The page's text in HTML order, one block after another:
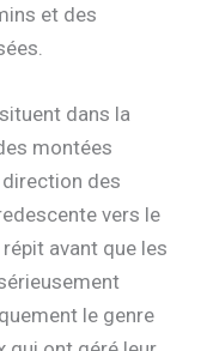
et des
dans la
montées
des
vers le
avant que les
le genre